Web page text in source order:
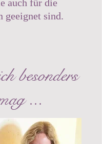
auch für die
geeignet sind.
besonders
...